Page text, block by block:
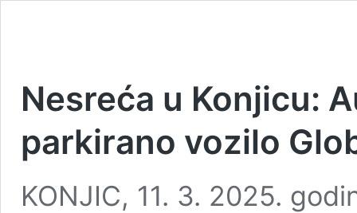
Nesreća u Konjicu:
parkirano vozilo
KONJIC, 11. 3. 2025.